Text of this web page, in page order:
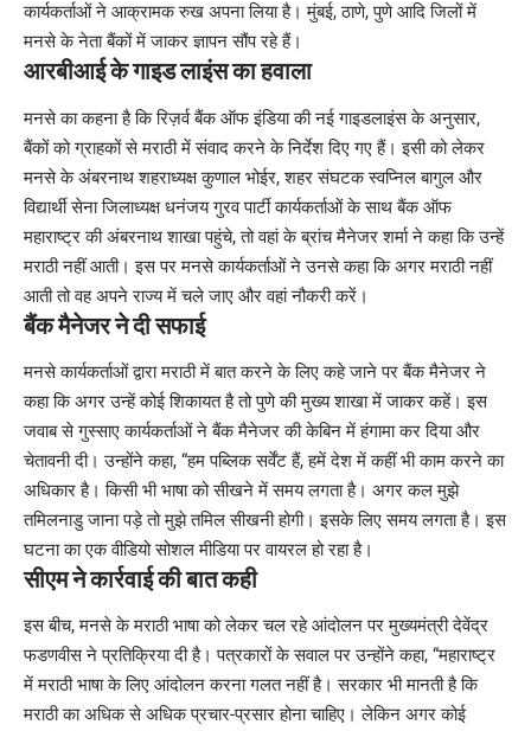
कार्यकर्ताओं ने आक्रामक रुख अपना लिया है। मुंबई, ठाणे, पुणे आदि जिलों में
मनसे के नेता बैंकों में जाकर ज्ञापन सौंप रहे हैं।
आरबीआई के गाइड लाइंस का हवाला
मनसे का कहना है कि रिज़र्व बैंक ऑफ इंडिया की नई गाइडलाइंस के अनुसार,
बैंकों को ग्राहकों से मराठी में संवाद करने के निर्देश दिए गए हैं। इसी को लेकर
मनसे के अंबरनाथ शहराध्यक्ष कुणाल भोईर, शहर संघटक स्वप्निल बागुल और
विद्यार्थी सेना जिलाध्यक्ष धनंजय गुरव पार्टी कार्यकर्ताओं के साथ बैंक ऑफ
महाराष्ट्र की अंबरनाथ शाखा पहुंचे, तो वहां के ब्रांच मैनेजर शर्मा ने कहा कि उन्हें
मराठी नहीं आती। इस पर मनसे कार्यकर्ताओं ने उनसे कहा कि अगर मराठी नहीं
आती तो वह अपने राज्य में चले जाए और वहां नौकरी करें।
बैंक मैनेजर ने दी सफाई
मनसे कार्यकर्ताओं द्वारा मराठी में बात करने के लिए कहे जाने पर बैंक मैनेजर ने
कहा कि अगर उन्हें कोई शिकायत है तो पुणे की मुख्य शाखा में जाकर कहें। इस
जवाब से गुस्साए कार्यकर्ताओं ने बैंक मैनेजर की केबिन में हंगामा कर दिया और
चेतावनी दी। उन्होंने कहा, “हम पब्लिक सर्वेंट हैं, हमें देश में कहीं भी काम करने का
अधिकार है। किसी भी भाषा को सीखने में समय लगता है। अगर कल मुझे
तमिलनाडु जाना पड़े तो मुझे तमिल सीखनी होगी। इसके लिए समय लगता है। इस
घटना का एक वीडियो सोशल मीडिया पर वायरल हो रहा है।
सीएम ने कार्रवाई की बात कही
इस बीच, मनसे के मराठी भाषा को लेकर चल रहे आंदोलन पर मुख्यमंत्री देवेंद्र
फडणवीस ने प्रतिक्रिया दी है। पत्रकारों के सवाल पर उन्होंने कहा, “महाराष्ट्र
में मराठी भाषा के लिए आंदोलन करना गलत नहीं है। सरकार भी मानती है कि
मराठी का अधिक से अधिक प्रचार-प्रसार होना चाहिए। लेकिन अगर कोई